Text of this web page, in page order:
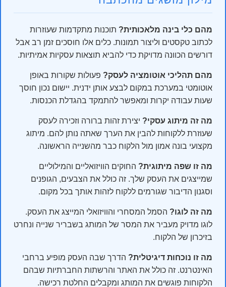
מהם כלי בינה מלאכותית? תוכנות מתקדמות שעוזרות
לכתוב טקסטים וליצור תמונות. כלים אלו חוסכים זמן רב אבל
דורשים הכוונה מדויקת כדי להביא תוצאות עסקיות אמיתיות.
מהם תהליכי אוטומציה לעסק? פעולות שקורות באופן
אוטומטי במערכת במקום לבצע אותן ידנית. יישום נכון חוסך
שעות עבודה יקרות ומאפשר להתמקד בהגדלת הכנסות.
מה זה מיתוג עסקי? יצירת זהות ברורה וזכירה לעסק
שעוזרת ללקוחות להבין את הערך שאתה נותן להם. מיתוג
מקצועי בונה אמון מול הלקוח כבר מהשנייה הראשונה.
מה זו שפה מיתוגית? החוקים הוויזואליים והמילוליים
שמייצגים את העסק שלך. זה כולל את הצבעים, הגופנים
וסגנון הדיבור שגורמים ללקוח לזהות אותך בכל מקום.
מה זה לוגו? הסמל המסחרי והוויזואלי המייצג את העסק.
לוגו מדויק מעביר את המסר של המותג בשבריר שנייה ונחרט
בזיכרון של הלקוח.
מה זו נוכחות דיגיטלית? הדרך שבה העסק מופיע ברחבי
האינטרנט. זה כולל את האתר והרשתות החברתיות שבהם
הלקוחות פוגשים את המותג ומקבלים החלטת רכישה.